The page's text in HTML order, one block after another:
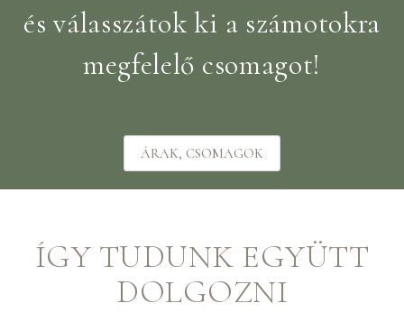
és válasszátok ki a számotokra
megfelelő csomagot!
ÁRAK, CSOMAGOK
ÍGY TUDUNK EGYÜTT
DOLGOZNI